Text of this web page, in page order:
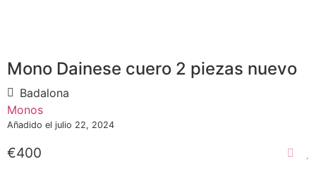
Mono Dainese cuero 2 piezas nuevo
Badalona
Monos
Añadido el julio 22, 2024
€400